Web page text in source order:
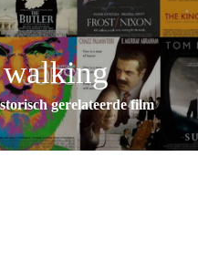
gerelateerde film